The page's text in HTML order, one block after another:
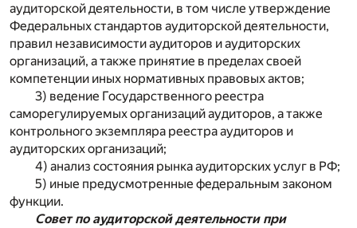
аудиторской деятельности, в том числе утверждение
Федеральных стандартов аудиторской деятельности,
правил независимости аудиторов и аудиторских
организаций, а также принятие в пределах своей
компетенции иных нормативных правовых актов;
3) ведение Государственного реестра
саморегулируемых организаций аудиторов, а также
контрольного экземпляра реестра аудиторов и
аудиторских организаций;
4) анализ состояния рынка аудиторских услуг в РФ;
5) иные предусмотренные федеральным законом
функции.
Совет по аудиторской деятельности при